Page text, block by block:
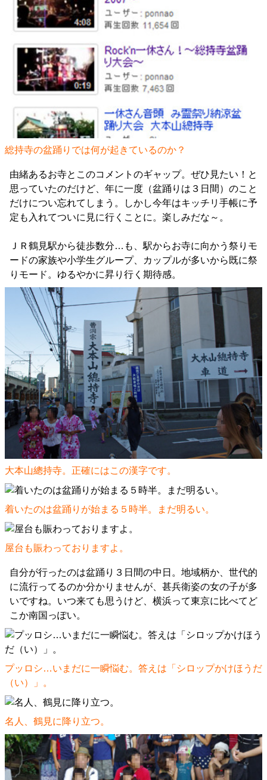
総持寺の盆踊りでは何が起きているのか？
由緒あるお寺とこのコメントのギャップ。ぜひ見たい！と
思っていたのだけど、年に一度（盆踊りは３日間）のこと
だけについ忘れてしまう。しかし今年はキッチリ手帳に予
定も入れてついに見に行くことに。楽しみだな～。
ＪＲ鶴見駅から徒歩数分…も、駅からお寺に向かう祭りモ
ードの家族や小学生グループ、カップルが多いから既に祭
りモード。ゆるやかに昇り行く期待感。
大本山總持寺。正確にはこの漢字です。
着いたのは盆踊りが始まる５時半。まだ明るい。
屋台も賑わっておりますよ。
自分が行ったのは盆踊り３日間の中日。地域柄か、世代的
に流行ってるのか分かりませんが、甚兵衛姿の女の子が多
いですね。いつ来ても思うけど、横浜って東京に比べてど
こか南国っぽい。
プッロシ…いまだに一瞬悩む。答えは「シロップかけほうだ
（い）」。
名人、鶴見に降り立つ。